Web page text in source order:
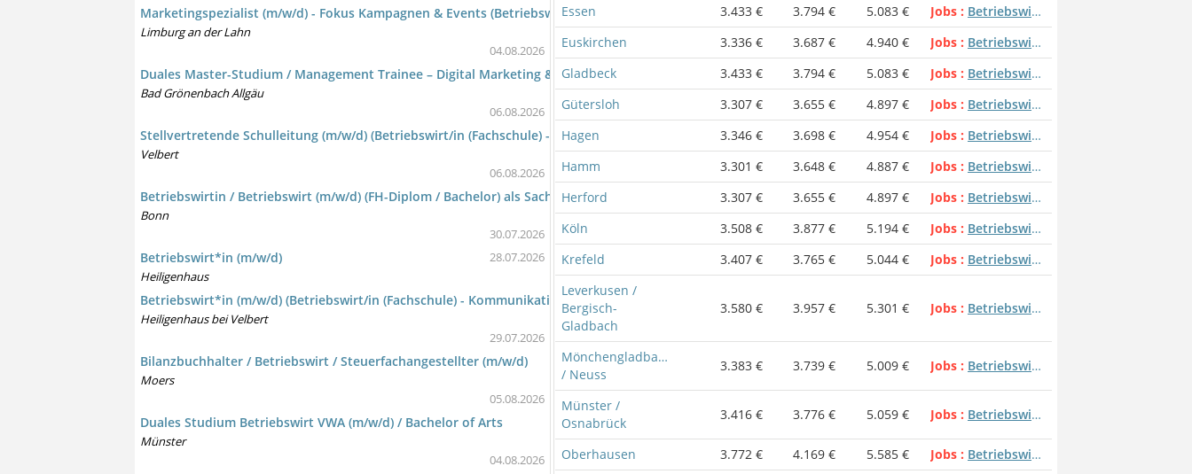
Essen
3.433 € 3.794 € 5.083 € Jobs
Betriebswirt - Marketing
Euskirchen
3.336 € 3.687 € 4.940 € Jobs
Betriebswirt - Marketing
Gladbeck
3.433 € 3.794 € 5.083 € Jobs
Betriebswirt - Marketing
Gütersloh
3.307 € 3.655 € 4.897 € Jobs
Betriebswirt - Marketing
Hagen
3.346 € 3.698 € 4.954 € Jobs
Betriebswirt - Marketing
Hamm
3.301 € 3.648 € 4.887 € Jobs
Betriebswirt - Marketing
Herford
3.307 € 3.655 € 4.897 € Jobs
Betriebswirt - Marketing
Köln
3.508 € 3.877 € 5.194 € Jobs
Betriebswirt - Marketing
Krefeld
3.407 € 3.765 € 5.044 € Jobs
Betriebswirt - Marketing
Leverkusen /
Bergisch-
Gladbach
3.580 € 3.957 € 5.301 € Jobs Betriebswirt - Marketing
Mönchengladbach
/ Neuss
3.383 € 3.739 € 5.009 € Jobs Betriebswirt - Marketing
Münster /
Osnabrück
3.416 € 3.776 € 5.059 € Jobs Betriebswirt - Marketing
Oberhausen 3.772 € 4.169 € 5.585 € Jobs
Betriebswirt - Marketing
Marketingspezialist (m/w/d) - Fokus Kampagnen & Events (Betriebswirt/in (Fachschule) - Marketingkommunikation/Bachelor Professional in Wirtschaft)
Limburg an der Lahn
04.08.2026
Duales Master-Studium / Management Trainee – Digital Marketing & Social Media (m/w/d) Nr.: 0025 (Betriebswirt/in (Hochschule) - Werbung, Marketingkommunikation)
Bad Grönenbach Allgäu
06.08.2026
Stellvertretende Schulleitung (m/w/d) (Betriebswirt/in (Fachschule) - Absatz/Marketing/Bachelor Professional in Wirtschaft)
Velbert
06.08.2026
Betriebswirtin / Betriebswirt (m/w/d) (FH-Diplom / Bachelor) als Sachbearbeiterin / Sachbearbeiter (m/w/d) für den Bereich Liegenschaften
Bonn
30.07.2026
Betriebswirt*in (m/w/d)
Heiligenhaus
28.07.2026
Betriebswirt*in (m/w/d) (Betriebswirt/in (Fachschule) - Kommunikation und Büromanagement/Bachelor Professional in Wirtschaft)
Heiligenhaus bei Velbert
29.07.2026
Bilanzbuchhalter / Betriebswirt / Steuerfachangestellter (m/w/d)
Moers
05.08.2026
Duales Studium Betriebswirt VWA (m/w/d) / Bachelor of Arts
Münster
04.08.2026